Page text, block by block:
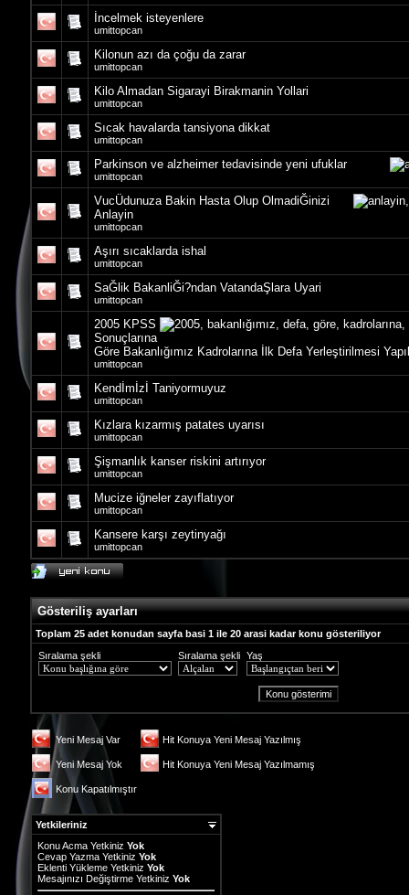
İncelmek isteyenlere
umittopcan
Kilonun azı da çoğu da zarar
umittopcan
Kilo Almadan Sigarayi Birakmanin Yollari
umittopcan
Sıcak havalarda tansiyona dikkat
umittopcan
Parkinson ve alzheimer tedavisinde yeni ufuklar
umittopcan
VucÜdunuza Bakin Hasta Olup OlmadiĞinizi
Anlayin
umittopcan
Aşırı sıcaklarda ishal
umittopcan
SaĞlik BakanliĞi?ndan VatandaŞlara Uyari
umittopcan
2005 KPSS
Sonuçlarına
Göre Bakanlığımız Kadrolarına İlk Defa Yerleştirilmesi
umittopcan
Kendİmİzİ Taniyormuyuz
umittopcan
Kızlara kızarmış patates uyarısı
umittopcan
Şişmanlık kanser riskini artırıyor
umittopcan
Mucize iğneler zayıflatıyor
umittopcan
Kansere karşı zeytinyağı
umittopcan
Gösteriliş ayarları
Toplam 25 adet konudan sayfa basi 1 ile 20 arasi kadar konu gösteriliyor
Sıralama şekli
Sıralama şekli Yaş
Yeni Mesaj Var Hit Konuya Yeni Mesaj Yazılmış
Yeni Mesaj Yok Hit Konuya Yeni Mesaj Yazılmamış
Konu Kapatılmıştır
Yetkileriniz
Konu Acma Yetkiniz Yok
Cevap Yazma Yetkiniz Yok
Eklenti Yükleme Yetkiniz Yok
Mesajınızı Değiştirme Yetkiniz Yok